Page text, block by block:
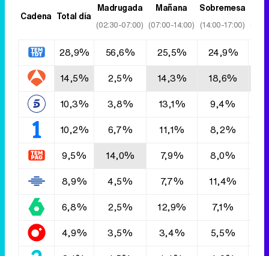
Cadena Total día
Madrugada
(02:30-07:00)
Mañana
(07:00-14:00)
Sobremesa
(14:00-17:00)
28,9% 56,6% 25,5% 24,9%
14,5%
2,5% 14,3% 18,6%
10,3%
3,8% 13,1% 9,4%
10,2%
6,7% 11,1% 8,2%
9,5%
14,0% 7,9% 8,0%
8,9%
4,5% 7,7% 11,4%
6,8%
2,5% 12,9% 7,1%
4,9%
3,5% 3,4% 5,5%